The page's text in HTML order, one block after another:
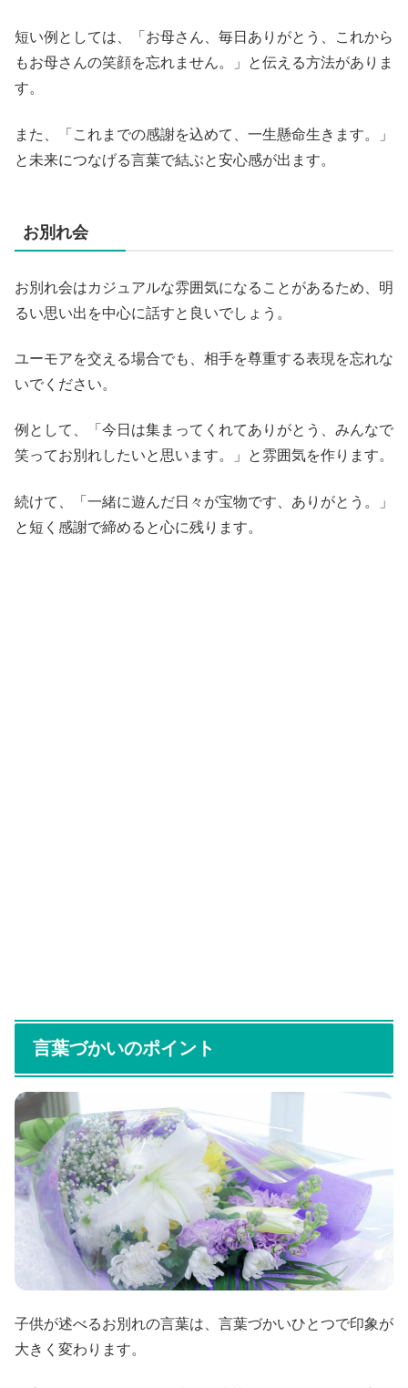
短い例としては、「お母さん、毎日ありがとう、これから
もお母さんの笑顔を忘れません。」と伝える方法がありま
す。
また、「これまでの感謝を込めて、一生懸命生きます。」
と未来につなげる言葉で結ぶと安心感が出ます。
お別れ会
お別れ会はカジュアルな雰囲気になることがあるため、明
るい思い出を中心に話すと良いでしょう。
ユーモアを交える場合でも、相手を尊重する表現を忘れな
いでください。
例として、「今日は集まってくれてありがとう、みんなで
笑ってお別れしたいと思います。」と雰囲気を作ります。
続けて、「一緒に遊んだ日々が宝物です、ありがとう。」
と短く感謝で締めると心に残ります。
言葉づかいのポイント
子供が述べるお別れの言葉は、言葉づかいひとつで印象が
大きく変わります。